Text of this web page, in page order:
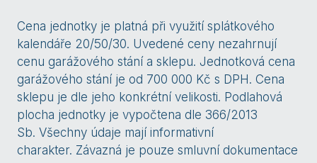
Cena jednotky je platná při využití splátkového
kalendáře 20/50/30. Uvedené ceny nezahrnují
cenu garážového stání a sklepu. Jednotková cena
garážového stání je od 700 000 Kč s DPH. Cena
sklepu je dle jeho konkrétní velikosti. Podlahová
plocha jednotky je vypočtena dle 366/2013
Sb. Všechny údaje mají informativní
charakter. Závazná je pouze smluvní dokumentace